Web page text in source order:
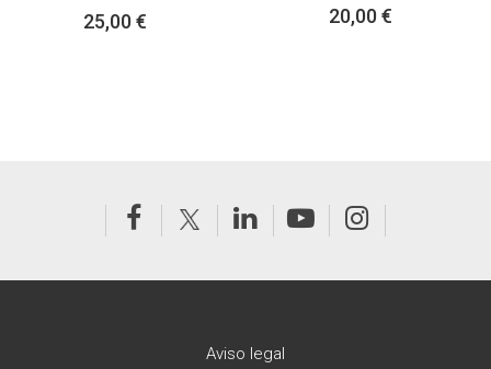
25,00 € 20,00 €
Aviso legal